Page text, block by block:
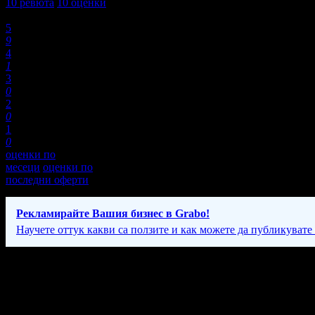
10 ревюта 10 оценки
5
9
4
1
3
0
2
0
1
0
оценки по
месеци оценки по
последни оферти
Рекламирайте Вашия бизнес в Grabo!
Научете оттук какви са ползите и как можете да публикувате